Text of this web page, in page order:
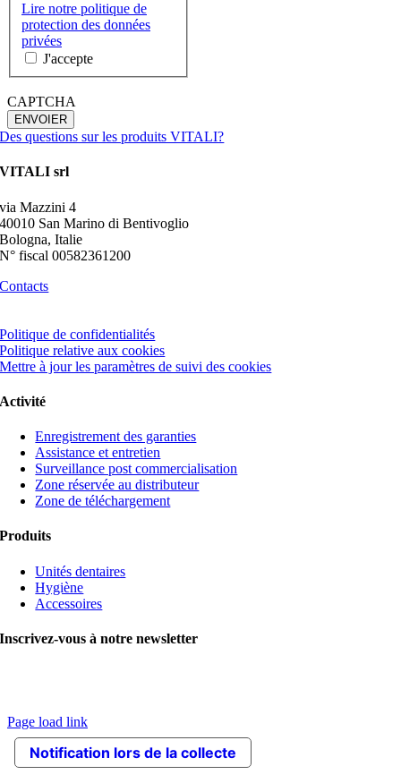
Lire notre politique de
protection des données
privées
J'accepte
CAPTCHA
Des questions sur les produits VITALI?
VITALI srl
via Mazzini 4
40010 San Marino di Bentivoglio
Bologna, Italie
N° fiscal 00582361200
Contacts
Politique de confidentialités
Politique relative aux cookies
Mettre à jour les paramètres de suivi des cookies
Activité
Enregistrement des garanties
Assistance et entretien
Surveillance post commercialisation
Zone réservée au distributeur
Zone de téléchargement
Produits
Unités dentaires
Hygiène
Accessoires
Inscrivez-vous à notre newsletter
Page load link
Go
Top
Notification lors de la collecte